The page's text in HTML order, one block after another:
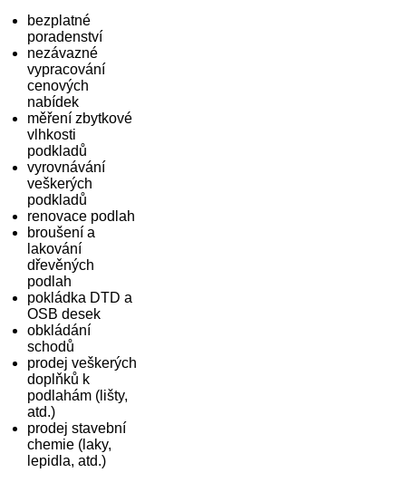
bezplatné
poradenství
nezávazné
vypracování
cenových
nabídek
měření zbytkové
vlhkosti
podkladů
vyrovnávání
veškerých
podkladů
renovace podlah
broušení a
lakování
dřevěných
podlah
pokládka DTD a
OSB desek
obkládání
schodů
prodej veškerých
doplňků k
podlahám (lišty,
atd.)
prodej stavební
chemie (laky,
lepidla, atd.)